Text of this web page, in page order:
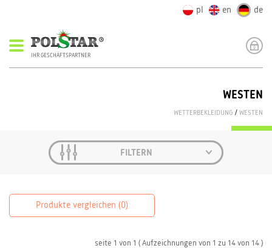
pl en de
IHR GESCHÄFTSPARTNER
WESTEN
WETTERBEKLEIDUNG / WESTEN
FILTERN
Produkte vergleichen (0)
seite 1 von 1 ( Aufzeichnungen von 1 zu 14 von 14 )